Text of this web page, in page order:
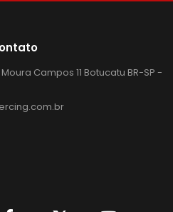
Campos 11 Botucatu BR-SP -